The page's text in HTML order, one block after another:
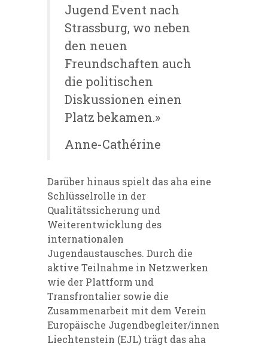
Jugend Event nach
Strassburg, wo neben
den neuen
Freundschaften auch
die politischen
Diskussionen einen
Platz bekamen.»
Anne-Cathérine
Darüber hinaus spielt das aha eine
Schlüsselrolle in der
Qualitätssicherung und
Weiterentwicklung des
internationalen
Jugendaustausches. Durch die
aktive Teilnahme in Netzwerken
wie der Plattform und
Transfrontalier sowie die
Zusammenarbeit mit dem Verein
Europäische Jugendbegleiter/innen
Liechtenstein (EJL) trägt das aha